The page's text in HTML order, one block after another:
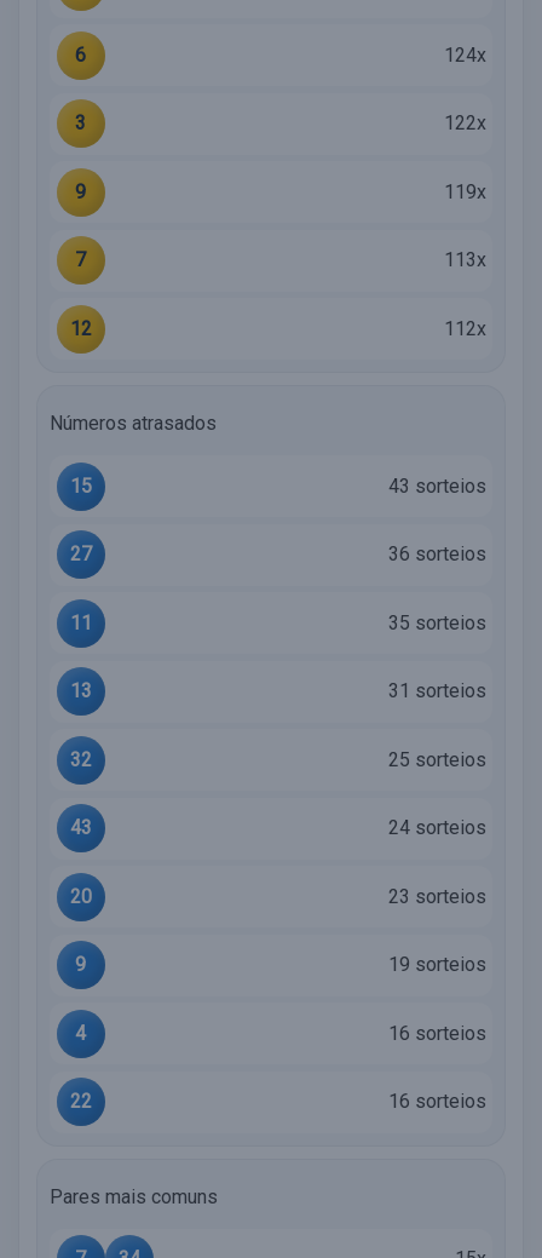
6 124x
3 122x
9 119x
7 113x
12 112x
Números atrasados
15 43 sorteios
27 36 sorteios
11 35 sorteios
13 31 sorteios
32 25 sorteios
43 24 sorteios
20 23 sorteios
9 19 sorteios
4 16 sorteios
22 16 sorteios
Pares mais comuns